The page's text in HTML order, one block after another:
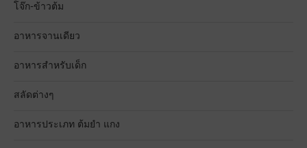
โจ๊ก-ข้าวต้ม
อาหารจานเดียว
อาหารสำหรับเด็ก
สลัดต่างๆ
อาหารประเภท ต้มยำ แกง